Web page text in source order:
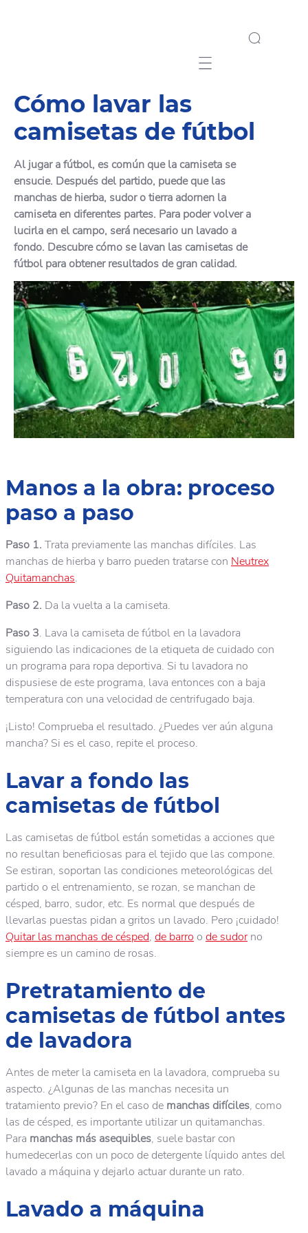
Mobile navigation
Cómo lavar las
camisetas de fútbol
Al jugar a fútbol, es común que la camiseta se
ensucie. Después del partido, puede que las
manchas de hierba, sudor o tierra adornen la
camiseta en diferentes partes. Para poder volver a
lucirla en el campo, será necesario un lavado a
fondo. Descubre cómo se lavan las camisetas de
fútbol para obtener resultados de gran calidad.
Manos a la obra: proceso
paso a paso
Paso 1. Trata previamente las manchas difíciles. Las
manchas de hierba y barro pueden tratarse con Neutrex
Quitamanchas.
Paso 2. Da la vuelta a la camiseta.
Paso 3. Lava la camiseta de fútbol en la lavadora
siguiendo las indicaciones de la etiqueta de cuidado con
un programa para ropa deportiva. Si tu lavadora no
dispusiese de este programa, lava entonces con a baja
temperatura con una velocidad de centrifugado baja.
¡Listo! Comprueba el resultado. ¿Puedes ver aún alguna
mancha? Si es el caso, repite el proceso.
Lavar a fondo las
camisetas de fútbol
Las camisetas de fútbol están sometidas a acciones que
no resultan beneficiosas para el tejido que las compone.
Se estiran, soportan las condiciones meteorológicas del
partido o el entrenamiento, se rozan, se manchan de
césped, barro, sudor, etc. Es normal que después de
llevarlas puestas pidan a gritos un lavado. Pero ¡cuidado!
Quitar las manchas de césped, de barro o de sudorno
siempre es un camino de rosas.
Pretratamiento de
camisetas de fútbol antes
de lavadora
Antes de meter la camiseta en la lavadora, comprueba su
aspecto. ¿Algunas de las manchas necesita un
tratamiento previo? En el caso de manchas difíciles, como
las de césped, es importante utilizar un quitamanchas.
Para manchas más asequibles, suele bastar con
humedecerlas con un poco de detergente líquido antes del
lavado a máquina y dejarlo actuar durante un rato.
Lavado a máquina